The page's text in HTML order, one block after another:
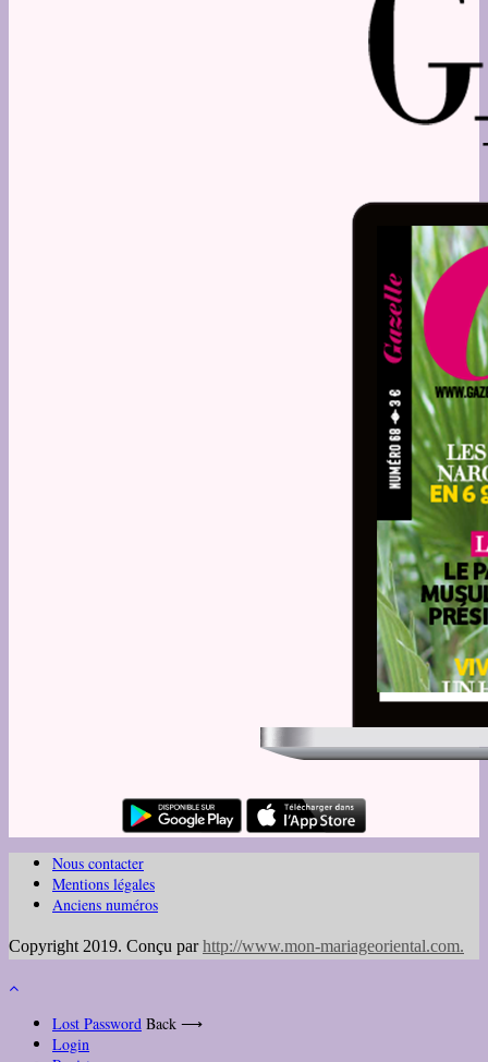
Nous contacter
Mentions légales
Anciens numéros
Copyright 2019. Conçu parhttp://www.mon-mariageoriental.com.
Lost Password Back ⟶
Login